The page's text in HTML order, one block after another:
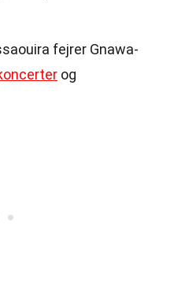
fejrer Gnawa-
og